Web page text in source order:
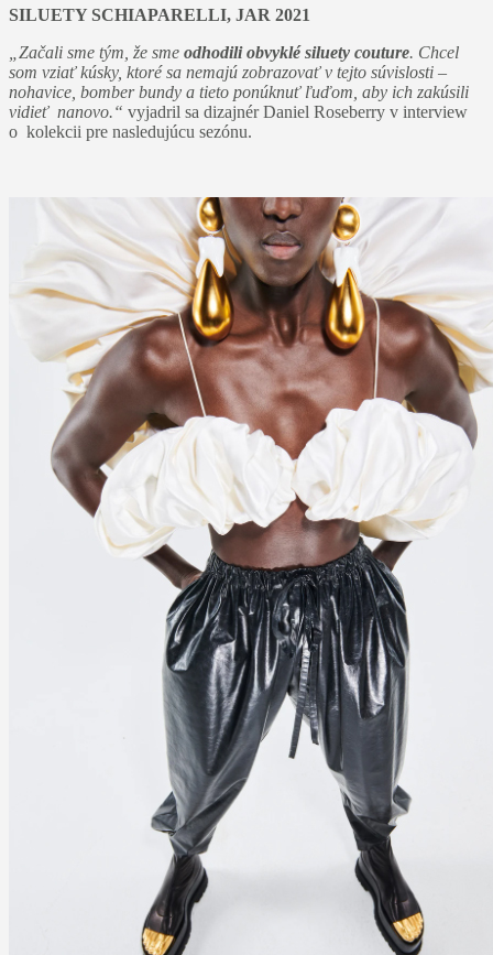
SILUETY SCHIAPARELLI, JAR 2021
„Začali sme tým, že sme odhodili obvyklé siluety couture. Chcel
som vziať kúsky, ktoré sa nemajú zobrazovať v tejto súvislosti –
nohavice, bomber bundy a tieto ponúknuť ľuďom, aby ich zakúsili
vidieť nanovo.“ vyjadril sa dizajnér Daniel Roseberry v interview
o kolekcii pre nasledujúcu sezónu.